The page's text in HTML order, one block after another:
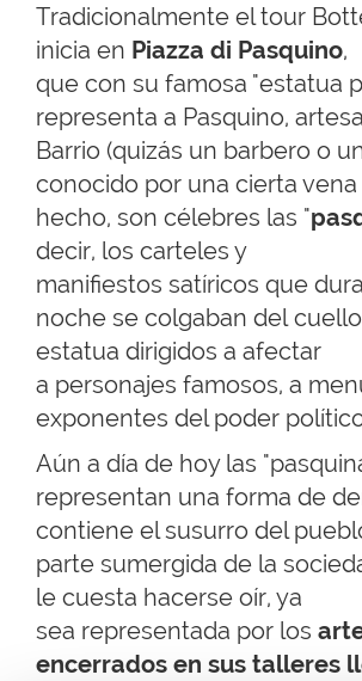
Tradicionalmente el tour
inicia en Piazza di Pasquino,
que con su famosa "estatua
representa a Pasquino,
Barrio (quizás un barbero o
conocido por una cierta vena
hecho, son célebres las "
decir, los carteles y
manifiestos satíricos que
noche se colgaban del
estatua dirigidos a afectar
a personajes famosos, a
exponentes del poder
Aún a día de hoy las
representan una forma de
contiene el susurro del
parte sumergida de la
le cuesta hacerse oír, ya
sea representada por los
encerrados en sus talleres